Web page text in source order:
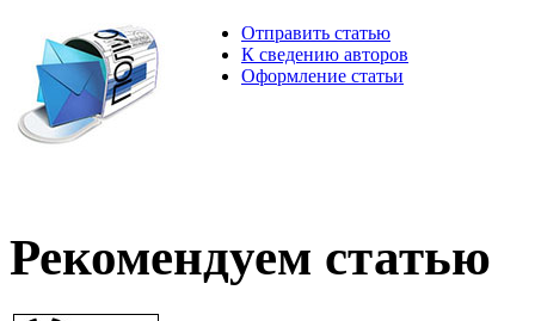
Отправить статью
К сведению авторов
Оформление статьи
Рекомендуем статью